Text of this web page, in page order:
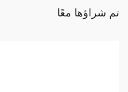
تم شراؤها معًا